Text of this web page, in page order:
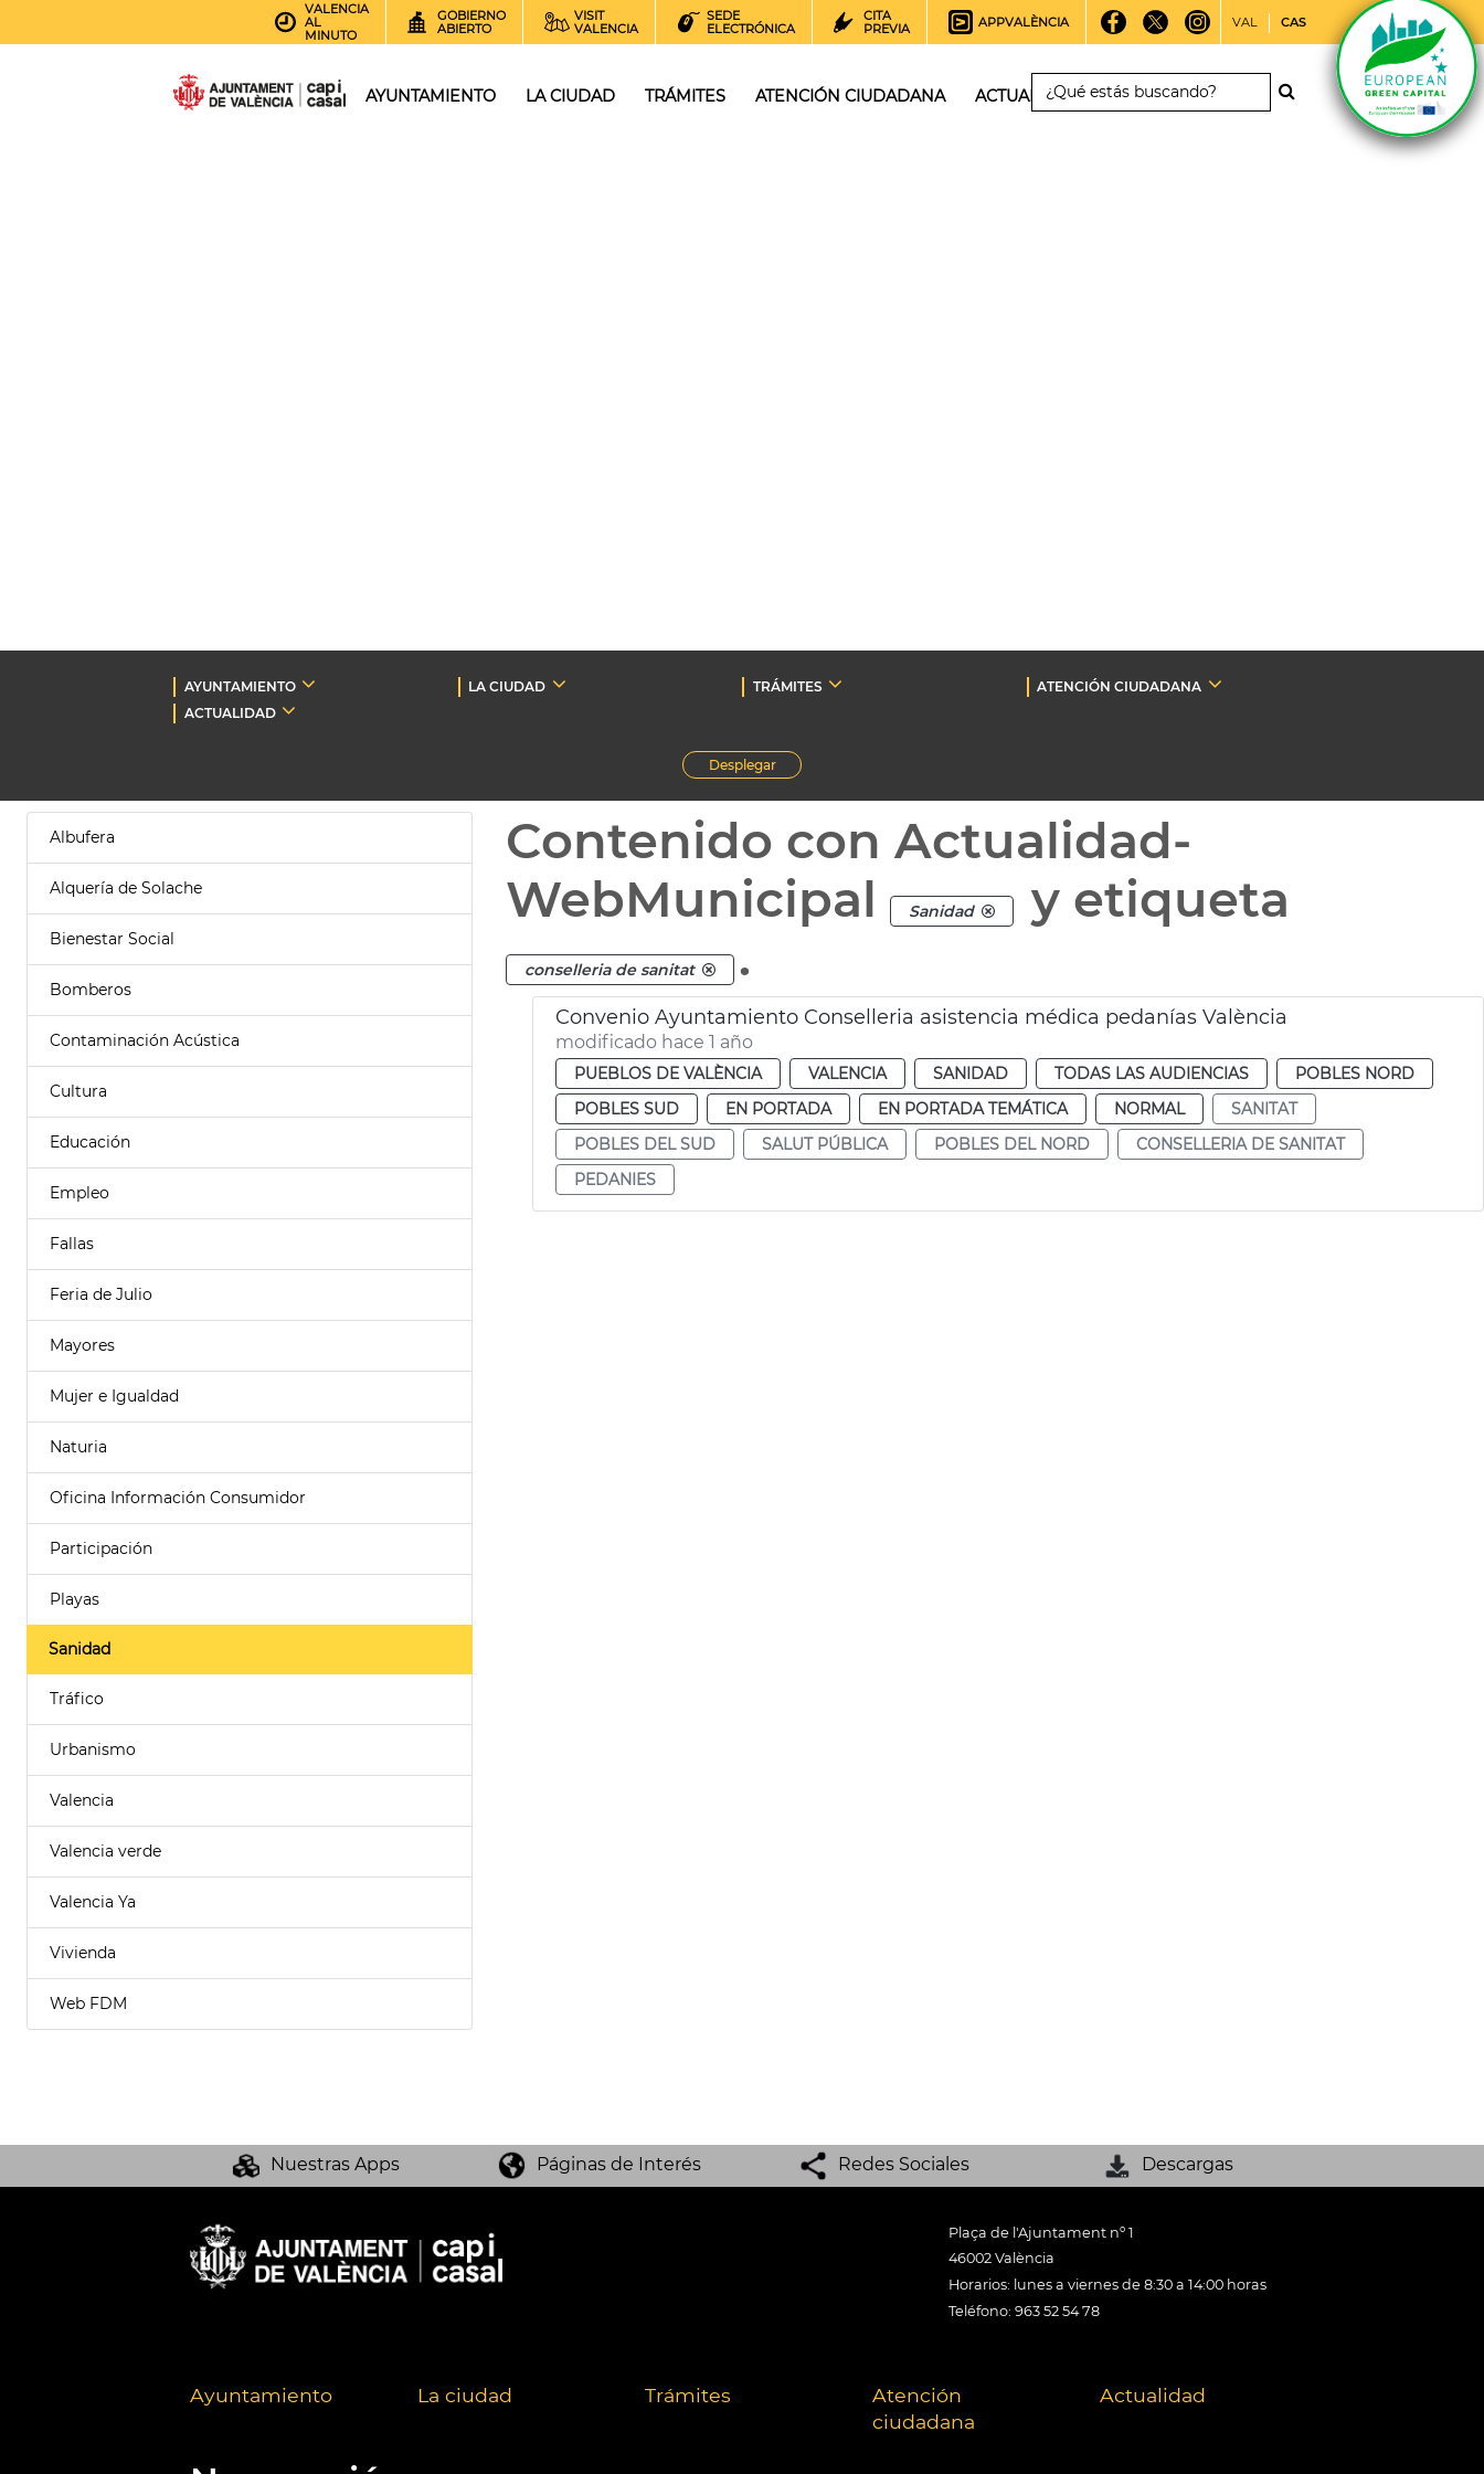
VALENCIA
AL
MINUTO
GOBIERNO
ABIERTO
VISIT
VALENCIA
SEDE
ELECTRÓNICA
CITA
PREVIA
APPVALÈNCIA VAL CAS
AYUNTAMIENTO LA CIUDAD TRÁMITES ATENCIÓN CIUDADANA ACTUALIDAD
AYUNTAMIENTO LA CIUDAD TRÁMITES
ATENCIÓN CIUDADANA
ACTUALIDAD
Desplegar
Albufera
Alquería de Solache
Bienestar Social
Bomberos
Contaminación Acústica
Cultura
Educación
Empleo
Fallas
Feria de Julio
Mayores
Mujer e Igualdad
Naturia
Oficina Información Consumidor
Participación
Playas
Sanidad
Tráfico
Urbanismo
Valencia
Valencia verde
Valencia Ya
Vivienda
Web FDM
Contenido con Actualidad-
WebMunicipal
Sanidad y etiqueta
conselleria de sanitat .
Convenio Ayuntamiento Conselleria asistencia médica pedanías València
modificado hace 1 año
PUEBLOS DE VALÈNCIA VALENCIA SANIDAD TODAS LAS AUDIENCIAS
POBLES NORD
POBLES SUD
EN PORTADA EN PORTADA TEMÁTICA NORMAL
SANITAT
POBLES DEL SUD
SALUT PÚBLICA POBLES DEL NORD
CONSELLERIA DE SANITAT
PEDANIES
Nuestras Apps Páginas de Interés Redes Sociales Descargas
Plaça de l'Ajuntament nº 1
46002 València
Horarios: lunes a viernes de 8:30 a 14:00 horas
Teléfono: 963 52 54 78
Ayuntamiento La ciudad Trámites
Atención
ciudadana
Actualidad